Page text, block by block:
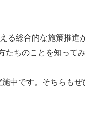
る総合的な施策推進
たちのことを知って
中です。そちらもぜ